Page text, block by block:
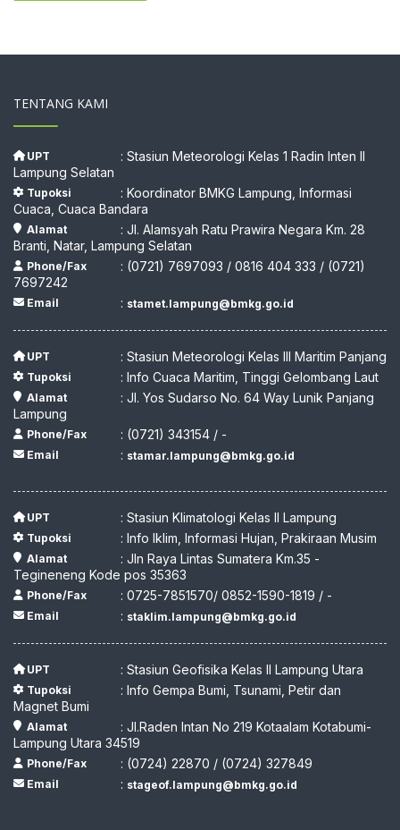
TENTANG KAMI
UPT
: Stasiun Meteorologi Kelas 1 Radin Inten II
Lampung Selatan
Tupoksi
: Koordinator BMKG Lampung, Informasi
Cuaca, Cuaca Bandara
Alamat
: Jl. Alamsyah Ratu Prawira Negara Km. 28
Branti, Natar, Lampung Selatan
Phone/Fax
: (0721) 7697093 / 0816 404 333 / (0721)
7697242
Email : stamet.lampung@bmkg.go.id
UPT : Stasiun Meteorologi Kelas III Maritim Panjang
Tupoksi : Info Cuaca Maritim, Tinggi Gelombang Laut
Alamat
: Jl. Yos Sudarso No. 64 Way Lunik Panjang
Lampung
Phone/Fax : (0721) 343154 / -
Email : stamar.lampung@bmkg.go.id
UPT : Stasiun Klimatologi Kelas II Lampung
Tupoksi : Info Iklim, Informasi Hujan, Prakiraan Musim
Alamat
: Jln Raya Lintas Sumatera Km.35 -
Tegineneng Kode pos 35363
Phone/Fax : 0725-7851570/ 0852-1590-1819 / -
Email : staklim.lampung@bmkg.go.id
UPT : Stasiun Geofisika Kelas II Lampung Utara
Tupoksi
: Info Gempa Bumi, Tsunami, Petir dan
Magnet Bumi
Alamat
: Jl.Raden Intan No 219 Kotaalam Kotabumi-
Lampung Utara 34519
Phone/Fax : (0724) 22870 / (0724) 327849
Email : stageof.lampung@bmkg.go.id